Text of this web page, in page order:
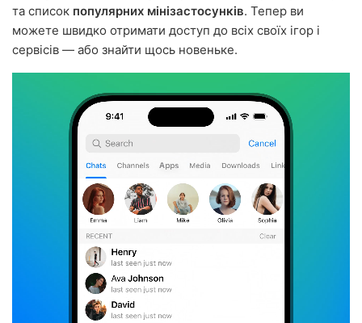
та список популярних мінізастосунків. Тепер ви
можете швидко отримати доступ до всіх своїх ігор і
сервісів — або знайти щось новеньке.